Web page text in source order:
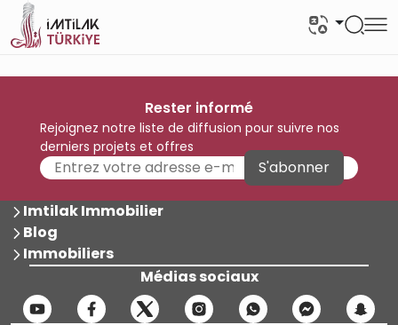
Rester informé
Rejoignez notre liste de diffusion pour suivre nos
derniers projets et offres
S'abonner
Imtilak Immobilier
Blog
Immobiliers
Médias sociaux